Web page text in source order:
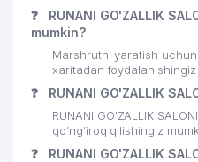
26 AFSONA MAKON
27
YAKKA TARTIBDAGI
28 FOTOEFFEKT MChJ
29 GIZA FASHION
❓
RUNANI GO'ZALLIK
mumkin?
Marshrutni yaratish
xaritadan foydalanishingiz
❓ RUNANI GO'ZALLIK
RUNANI GO'ZALLIK
qo’ng’iroq qilishingiz
❓ RUNANI GO'ZALLIK